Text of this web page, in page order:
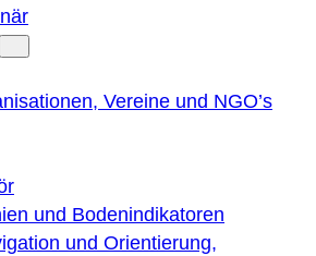
Vereine und NGO’s
und Bodenindikatoren
und Orientierung,